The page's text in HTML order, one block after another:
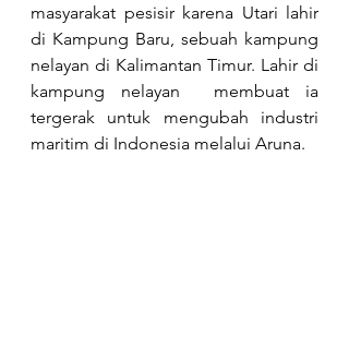
masyarakat pesisir karena Utari lahir
di Kampung Baru, sebuah kampung
nelayan di Kalimantan Timur. Lahir di
kampung nelayan  membuat ia
tergerak untuk mengubah industri
maritim di Indonesia melalui Aruna.